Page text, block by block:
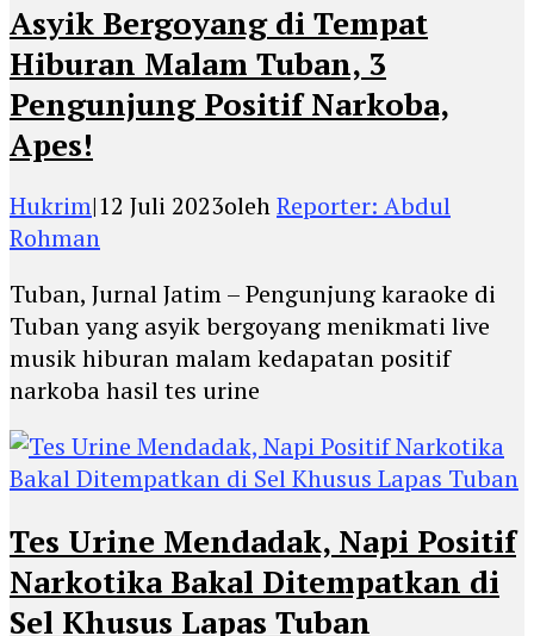
Asyik Bergoyang di Tempat
Hiburan Malam Tuban, 3
Pengunjung Positif Narkoba,
Apes!
Hukrim|12 Juli 2023olehReporter: Abdul
Rohman
Tuban, Jurnal Jatim – Pengunjung karaoke di
Tuban yang asyik bergoyang menikmati live
musik hiburan malam kedapatan positif
narkoba hasil tes urine
Tes Urine Mendadak, Napi Positif
Narkotika Bakal Ditempatkan di
Sel Khusus Lapas Tuban